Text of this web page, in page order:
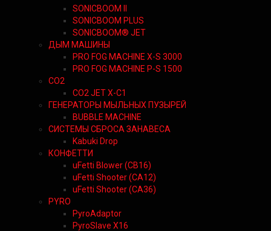
SONICBOOM II
SONICBOOM PLUS
SONICBOOM® JET
ДЫМ МАШИНЫ
PRO FOG MACHINE X-S 3000
PRO FOG MACHINE P-S 1500
CO2
CO2 JET X-C1
ГЕНЕРАТОРЫ МЫЛЬНЫХ ПУЗЫРЕЙ
BUBBLE MACHINE
СИСТЕМЫ СБРОСА ЗАНАВЕСА
Kabuki Drop
КОНФЕТТИ
uFetti Blower (CB16)
uFetti Shooter (CA12)
uFetti Shooter (CA36)
PYRO
PyroAdaptor
PyroSlave X16